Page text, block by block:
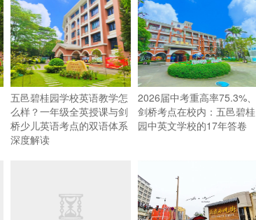
五邑碧桂园学校英语教学怎
么样？一年级全英授课与剑
桥少儿英语考点的双语体系
深度解读
2026届中考重高率75.3%、
剑桥考点在校内：五邑碧桂
园中英文学校的17年答卷